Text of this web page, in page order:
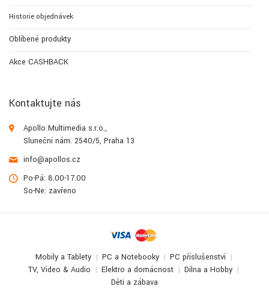
Historie objednávek
Oblíbené produkty
Akce CASHBACK
Kontaktujte nás
Apollo Multimedia s.r.o.,
Sluneční nám. 2540/5, Praha 13
info@apollos.cz
Po-Pá: 8.00-17.00
So-Ne: zavřeno
Mobily a Tablety PC a Notebooky
PC příslušenství
TV, Video & Audio
Elektro a domácnost
Dílna a Hobby
Děti a zábava